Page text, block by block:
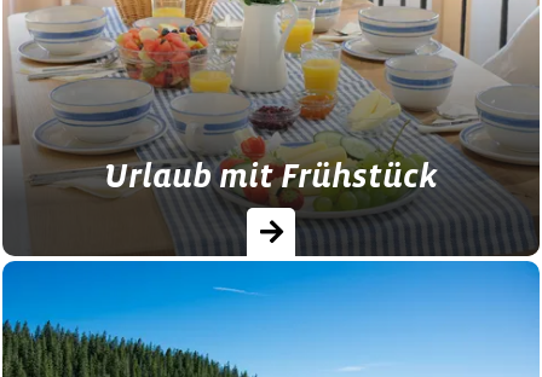
in der Zugspitz Region.
Urlaub mit Frühstück
Hier finden Sie Bauernhöfe und Landhöfe